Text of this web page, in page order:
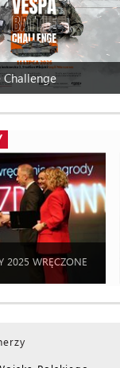
Challenge
2025 WRĘCZONE